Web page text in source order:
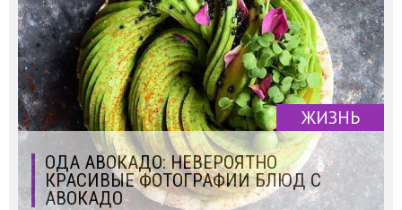
ЖИЗНЬ
ОДА АВОКАДО: НЕВЕРОЯТНО
КРАСИВЫЕ ФОТОГРАФИИ БЛЮД С
АВОКАДО